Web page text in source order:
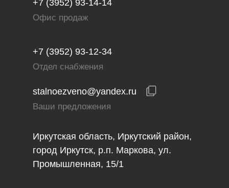
+7 (3952) 93-14-14
Офис продаж
stalnoezveno@yandex.ru
Ваши предложения
Иркутская область, Иркутский район,
город Иркутск, р.п. Маркова, ул.
Промышленная, 15/1
+7 (3952) 93-12-34
Отдел снабжения